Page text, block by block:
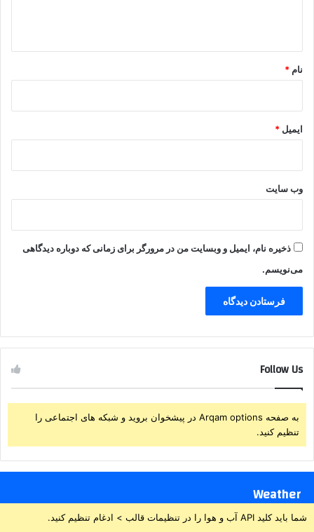
نام *
ایمیل *
وب‌ سایت
ذخیره نام، ایمیل و وبسایت من در مرورگر برای زمانی که دوباره دیدگاهی
می‌نویسم.
Follow Us
به صفحه Arqam options در پیشخوان بروید و شبکه های اجتماعی را
تنظیم کنید.
Weather
شما باید کلید API آب و هوا را در تنظیمات قالب > ادغام تنظیم کنید.